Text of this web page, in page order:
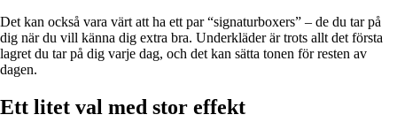
Det kan också vara värt att ha ett par “signaturboxers” – de du tar på
dig när du vill känna dig extra bra. Underkläder är trots allt det första
lagret du tar på dig varje dag, och det kan sätta tonen för resten av
dagen.
Ett litet val med stor effekt